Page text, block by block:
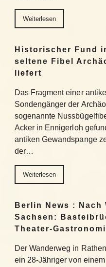
Weiterlesen
Historischer Fund
seltene Fibel
liefert
Das Fragment einer
Sondengänger der
sogenannte
Acker in Ennigerloh
antiken Gewandspange
der…
Weiterlesen
Berlin News : Nach
Sachsen:
Theater-
Der Wanderweg in
ein 28-Jähriger von